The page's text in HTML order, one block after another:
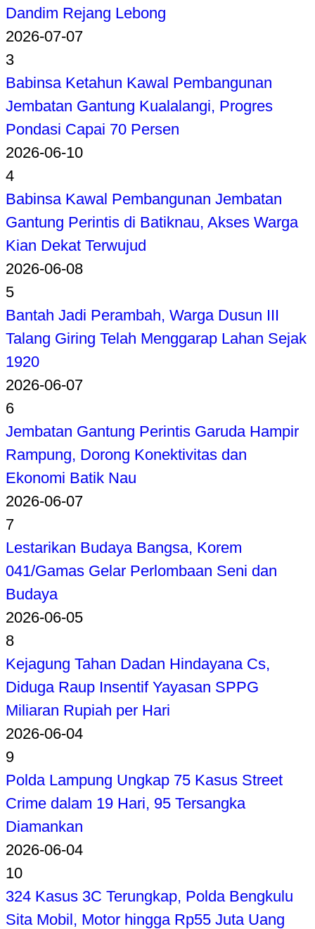
Dandim Rejang Lebong
2026-07-07
3
Babinsa Ketahun Kawal Pembangunan
Jembatan Gantung Kualalangi, Progres
Pondasi Capai 70 Persen
2026-06-10
4
Babinsa Kawal Pembangunan Jembatan
Gantung Perintis di Batiknau, Akses Warga
Kian Dekat Terwujud
2026-06-08
5
Bantah Jadi Perambah, Warga Dusun III
Talang Giring Telah Menggarap Lahan Sejak
1920
2026-06-07
6
Jembatan Gantung Perintis Garuda Hampir
Rampung, Dorong Konektivitas dan
Ekonomi Batik Nau
2026-06-07
7
Lestarikan Budaya Bangsa, Korem
041/Gamas Gelar Perlombaan Seni dan
Budaya
2026-06-05
8
Kejagung Tahan Dadan Hindayana Cs,
Diduga Raup Insentif Yayasan SPPG
Miliaran Rupiah per Hari
2026-06-04
9
Polda Lampung Ungkap 75 Kasus Street
Crime dalam 19 Hari, 95 Tersangka
Diamankan
2026-06-04
10
324 Kasus 3C Terungkap, Polda Bengkulu
Sita Mobil, Motor hingga Rp55 Juta Uang